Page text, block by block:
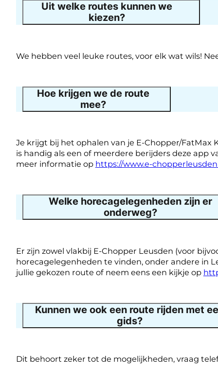
Uit welke routes kunnen we
kiezen?
We hebben veel leuke routes, voor elk wat wils!
Hoe krijgen we de route
mee?
Je krijgt bij het ophalen van je E-Chopper/
is handig als een of meerdere berijders deze app
meer informatie op https://www.e-
Welke horecagelegenheden zijn er
onderweg?
Er zijn zowel vlakbij E-Chopper Leusden (voor
horecagelegenheden te vinden, onder andere in
jullie gekozen route of neem eens een kijkje op
Kunnen we ook een route rijden met
gids?
Dit behoort zeker tot de mogelijkheden, vraag